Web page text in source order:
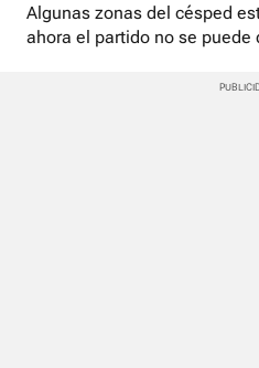
Algunas zonas del césped
ahora el partido no se puede